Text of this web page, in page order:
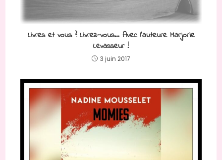
Livres et vous ? Livrez-vous… Avec l’auteure Marjorie
Levasseur !
3 juin 2017